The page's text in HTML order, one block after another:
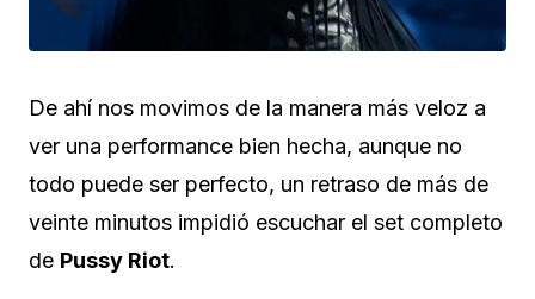
De ahí nos movimos de la manera más veloz a
ver una performance bien hecha, aunque no
todo puede ser perfecto, un retraso de más de
veinte minutos impidió escuchar el set completo
de Pussy Riot.